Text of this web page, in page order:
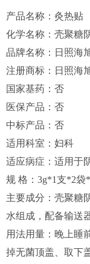
产品名称：灸热贴
化学名称：壳聚糖
品牌名称：日照海
注册商标：日照海
国家基药：否
医保产品：否
中标产品：否
适用科室：妇科
适应病症：适用于
规 格：3g*1支*2袋
主要成分：壳聚糖
水组成，配备输送
用法用量：晚上睡
掉无菌顶盖、取下